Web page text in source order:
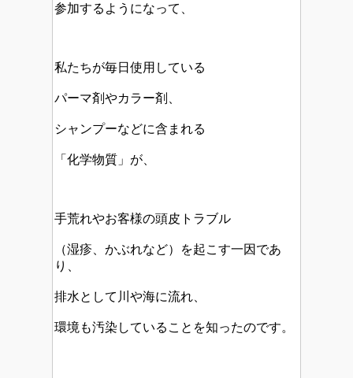
参加するようになって、
私たちが毎日使用している
パーマ剤やカラー剤、
シャンプーなどに含まれる
「化学物質」が、
手荒れやお客様の頭皮トラブル
（湿疹、かぶれなど）を起こす一因であ
り、
排水として川や海に流れ、
環境も汚染していることを知ったのです。